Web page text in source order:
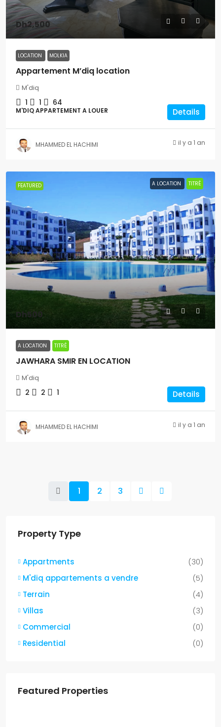
Dh2,500
LOCATION MOLKIA
Appartement M’diq location
M'diq
1 1 64
M'DIQ APPARTEMENT A LOUER Details
MHAMMED EL HACHIMI il y a 1 an
FEATURED A LOCATION TITRÉ
Dh500
A LOCATION TITRÉ
JAWHARA SMIR EN LOCATION
M'diq
2 2 1 Details
MHAMMED EL HACHIMI il y a 1 an
1 2 3
Property Type
Appartments
(30)
M'diq appartements a vendre
(5)
Terrain
(4)
Villas
(3)
Commercial
(0)
Residential
(0)
Featured Properties